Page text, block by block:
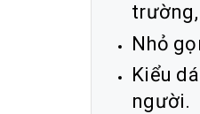
Nhỏ
Kiểu
người.